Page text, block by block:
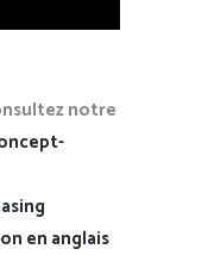
notre
en anglais